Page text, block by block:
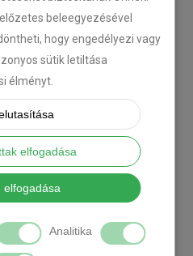
beleegyezésével
hogy engedélyezi vagy
sütik letiltása
élményt.
elfogadása
elfogadása
Analitika